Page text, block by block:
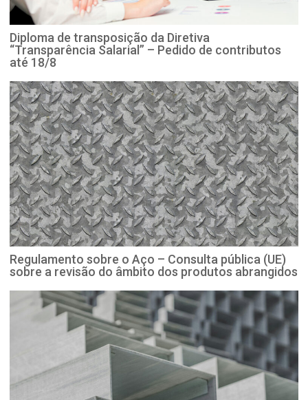
Diploma de transposição da Diretiva
“Transparência Salarial” – Pedido de contributos
até 18/8
Regulamento sobre o Aço – Consulta pública (UE)
sobre a revisão do âmbito dos produtos abrangidos